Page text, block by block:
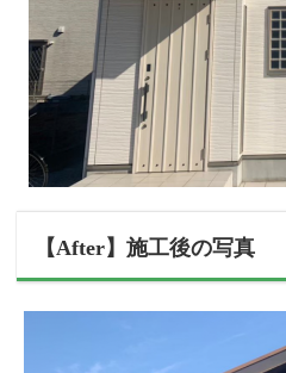
【After】施工後の写真